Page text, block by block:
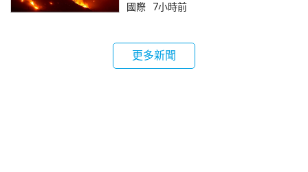
國際 7小時前
更多新聞